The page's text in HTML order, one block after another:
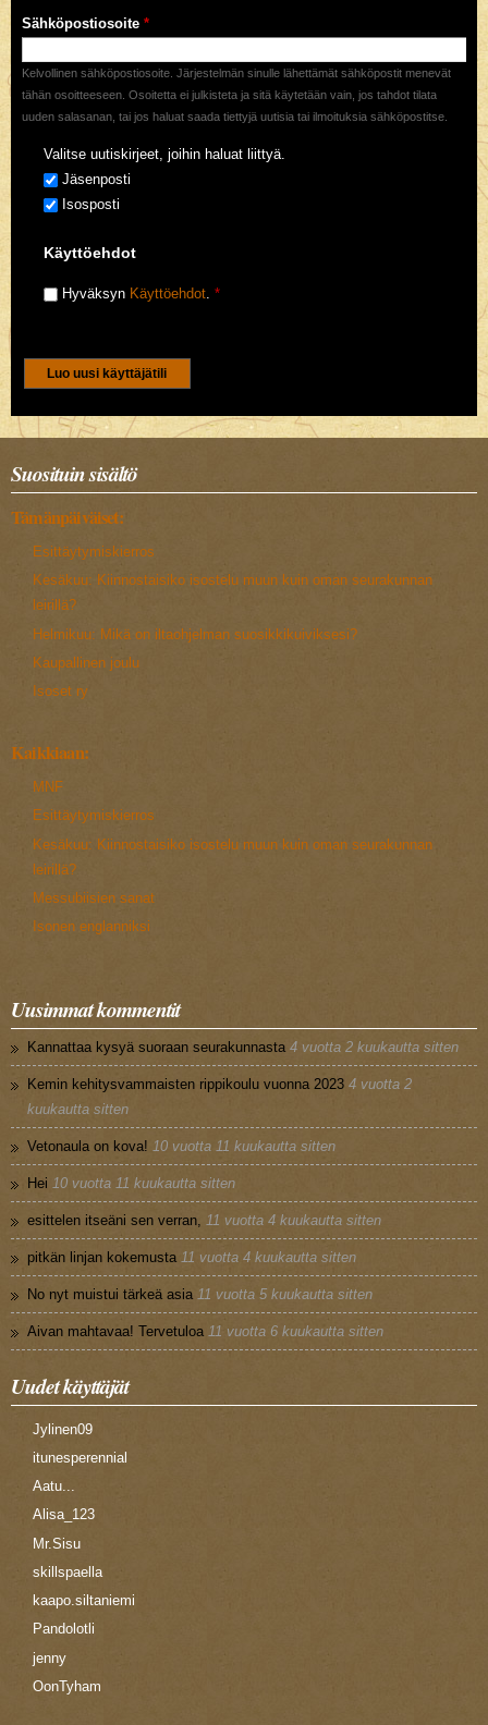
Sähköpostiosoite *
Kelvollinen sähköpostiosoite. Järjestelmän sinulle lähettämät sähköpostit menevät
tähän osoitteeseen. Osoitetta ei julkisteta ja sitä käytetään vain, jos tahdot tilata
uuden salasanan, tai jos haluat saada tiettyjä uutisia tai ilmoituksia sähköpostitse.
Valitse uutiskirjeet, joihin haluat liittyä.
Jäsenposti
Isosposti
Käyttöehdot
Hyväksyn Käyttöehdot. *
CAPTCHA
Tällä kysymyksellä varmistetaan ettet ole robotti.
5+3
Suosituin sisältö
Tämänpäiväiset:
Esittäytymiskierros
Kesäkuu: Kiinnostaisiko isostelu muun kuin oman seurakunnan
leirillä?
Helmikuu: Mikä on iltaohjelman suosikkikuiviksesi?
Kaupallinen joulu
Isoset ry
Kaikkiaan:
MNF
Esittäytymiskierros
Kesäkuu: Kiinnostaisiko isostelu muun kuin oman seurakunnan
leirillä?
Messubiisien sanat
Isonen englanniksi
Uusimmat kommentit
Kannattaa kysyä suoraan seurakunnasta 4 vuotta 2 kuukautta sitten
Kemin kehitysvammaisten rippikoulu vuonna 2023 4 vuotta 2
kuukautta sitten
Vetonaula on kova! 10 vuotta 11 kuukautta sitten
Hei 10 vuotta 11 kuukautta sitten
esittelen itseäni sen verran, 11 vuotta 4 kuukautta sitten
pitkän linjan kokemusta 11 vuotta 4 kuukautta sitten
No nyt muistui tärkeä asia 11 vuotta 5 kuukautta sitten
Aivan mahtavaa! Tervetuloa 11 vuotta 6 kuukautta sitten
Uudet käyttäjät
Jylinen09
itunesperennial
Aatu...
Alisa_123
Mr.Sisu
skillspaella
kaapo.siltaniemi
Pandolotli
jenny
OonTyham